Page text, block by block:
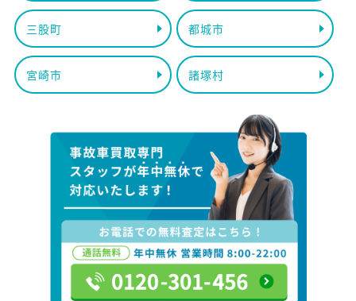
三股町 都城市
宮崎市 諸塚村